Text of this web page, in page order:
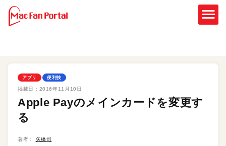
アプリ 便利技
掲載日： 2016年11月10日
Apple Payのメインカードを変更す
る
著者： 矢橋司